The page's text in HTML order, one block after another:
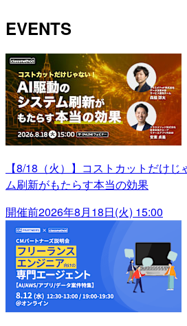
EVENTS
【8/18（火）】コストカットだけ
ム刷新がもたらす本当の効果
開催前2026年8月18日(火) 15:00